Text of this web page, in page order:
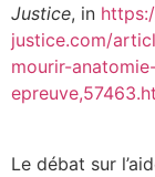
Justice, in
justice.com/
mourir-
Le débat sur